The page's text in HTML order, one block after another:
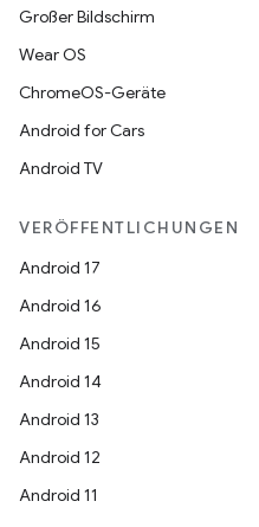
Großer Bildschirm
Wear OS
ChromeOS-Geräte
Android for Cars
Android TV
VERÖFFENTLICHUNGEN
Android 17
Android 16
Android 15
Android 14
Android 13
Android 12
Android 11